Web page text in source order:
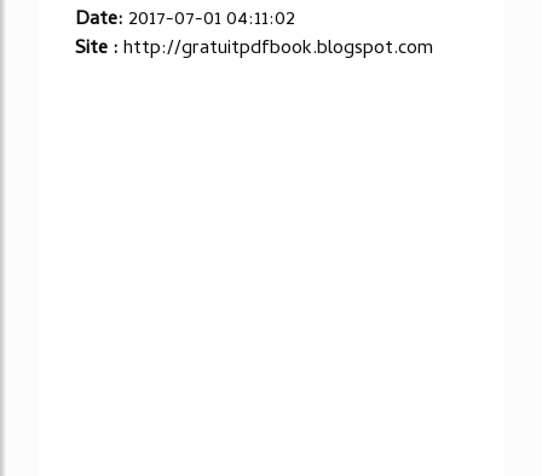
Date: 2017-07-01 04:11:02
Site :http://gratuitpdfbook.blogspot.com